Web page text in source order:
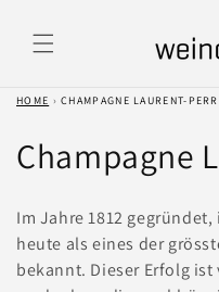
Inhalt
HOME › CHAMPAGNE LAURENT-
K
t
Champagne
Im Jahre 1812
heute als eines der
bekannt. Dieser Erfolg